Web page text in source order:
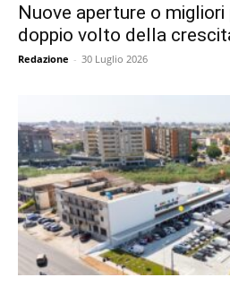
Nuove aperture o
doppio volto della
Redazione - 30 Luglio 2026